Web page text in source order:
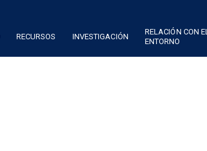
RECURSOS INVESTIGACIÓN
RELACIÓN CON
ENTORNO